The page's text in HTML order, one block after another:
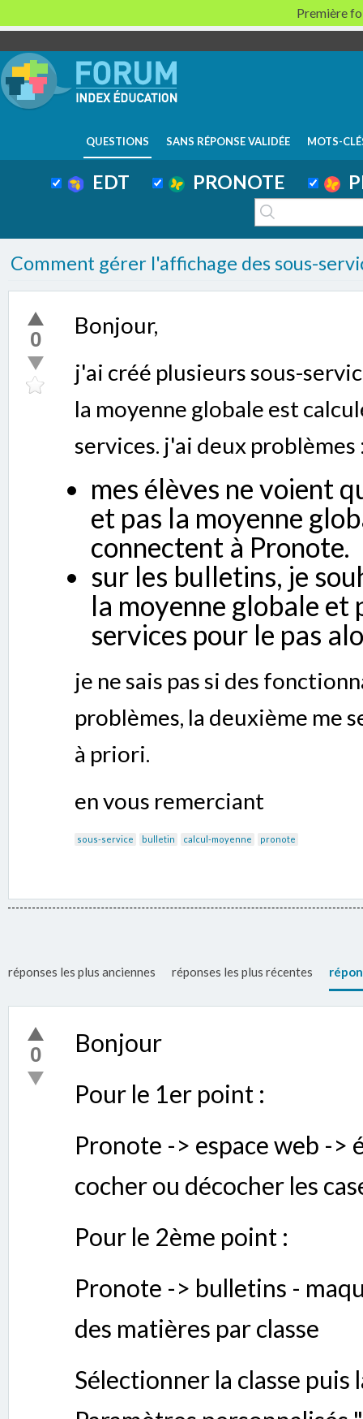
QUESTIONS SANS RÉPONSE VALIDÉE MOTS-
EDT PRONOTE
Comment gérer l'affichage des sous-
0
Bonjour,
j'ai créé plusieurs sous-
la moyenne globale est
services. j'ai deux problèmes
mes élèves ne voient
et pas la moyenne
connectent à Pronote.
sur les bulletins, je
la moyenne globale et
services pour le pas
je ne sais pas si des
problèmes, la deuxième me
à priori.
en vous remerciant
sous-service bulletin calcul-moyenne pronote
réponses les plus anciennes réponses les plus récentes
0
Bonjour
Pour le 1er point :
Pronote -> espace web ->
cocher ou décocher les
Pour le 2ème point :
Pronote -> bulletins -
des matières par classe
Sélectionner la classe puis
Première